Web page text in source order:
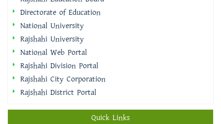
Directorate of Education
National University
Rajshahi University
National Web Portal
Rajshahi Division Portal
Rajshahi City Corporation
Rajshahi District Portal
Quick Links